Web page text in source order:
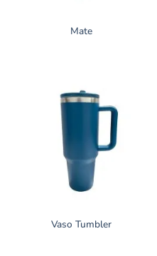
Mate
Vaso Tumbler